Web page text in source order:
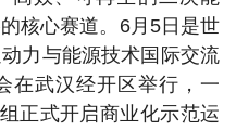
核心赛道。6月5日是世
力与能源技术国际交流
在武汉经开区举行，一
正式开启商业化示范运